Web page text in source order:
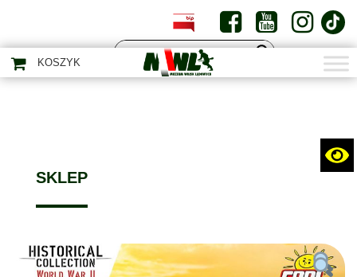
PL EN
KOSZYK
SKLEP